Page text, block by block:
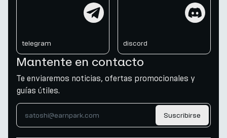
telegram discord
Mantente en contacto
Te enviaremos noticias, ofertas promocionales y
guías útiles.
Suscribirse